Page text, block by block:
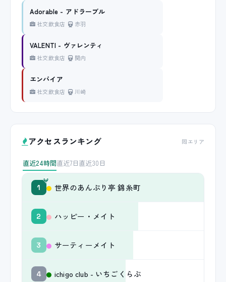
Adorable - アドラーブル
社交飲食店 赤羽
VALENTI - ヴァレンティ
社交飲食店 関内
エンパイア
社交飲食店 川崎
アクセスランキング 同エリア
直近24時間直近7日直近30日
1 世界のあんぷり亭 錦糸町
2 ハッピー・メイト
3 サーティーメイト
4 ichigo club - いちごくらぶ